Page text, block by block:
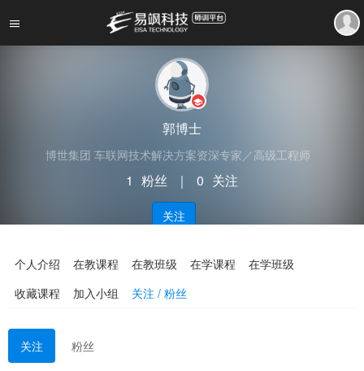
郭博士
博世集团 车联网技术解决方案资深专家／高级工程师
1 粉丝 ｜ 0 关注
关注
个人介绍 在教课程 在教班级 在学课程
在学班级
收藏课程
加入小组 关注 / 粉丝
关注 粉丝